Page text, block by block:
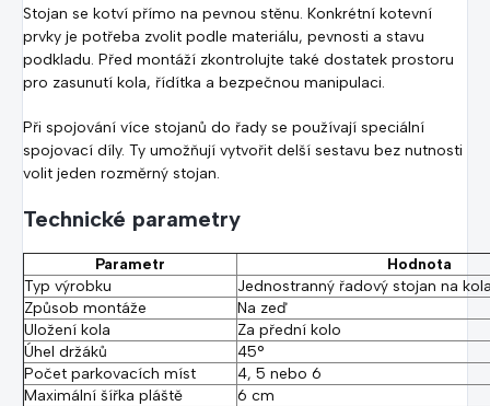
Stojan se kotví přímo na pevnou stěnu. Konkrétní kotevní
prvky je potřeba zvolit podle materiálu, pevnosti a stavu
podkladu. Před montáží zkontrolujte také dostatek prostoru
pro zasunutí kola, řídítka a bezpečnou manipulaci.
Při spojování více stojanů do řady se používají speciální
spojovací díly. Ty umožňují vytvořit delší sestavu bez nutnosti
volit jeden rozměrný stojan.
Technické parametry
Parametr
Hodnota
Typ výrobku
Jednostranný řadový stojan na
Způsob montáže
Na zeď
Uložení kola
Za přední kolo
Úhel držáků
45°
Počet parkovacích míst
4, 5 nebo 6
Maximální šířka pláště
6 cm